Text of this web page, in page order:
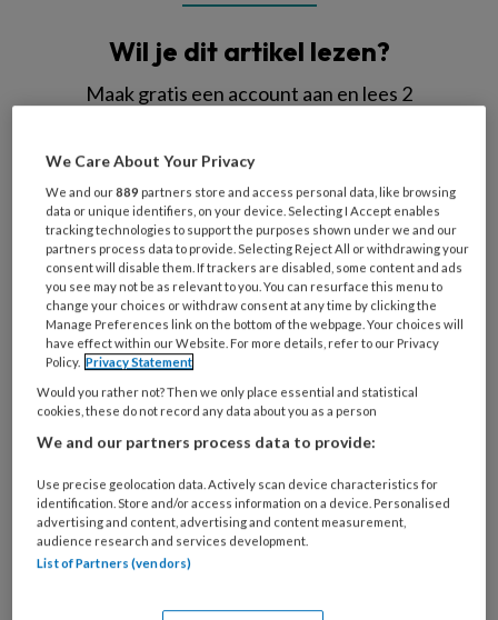
Wil je dit artikel lezen?
Maak gratis een account aan en lees 2
Al een account of abonnement?
Wat
is
je
e-
mailadres?
* *
Kies
je
wachtwoord*
Kies
je
Bij
welke
organisatie
Ontvang 2x per week de
We Care About Your Privacy
We and our889 partners store and access personal data, like browsing
data or unique identifiers, on your device. Selecting I Accept enables
tracking technologies to support the purposes shown under we and our
partners process data to provide. Selecting Reject All or withdrawing your
consent will disable them. If trackers are disabled, some content and ads
you see may not be as relevant to you. You can resurface this menu to
change your choices or withdraw consent at any time by clicking the
Manage Preferences link on the bottom of the webpage. Your choices will
have effect within our Website. For more details, refer to our Privacy
Policy. Privacy Statement
Would you rather not? Then we only place essential and statistical
cookies, these do not record any data about you as a person
We and our partners process data to provide:
Use precise geolocation data. Actively scan device characteristics for
identification. Store and/or access information on a device. Personalised
advertising and content, advertising and content measurement,
audience research and services development.
List of Partners (vendors)